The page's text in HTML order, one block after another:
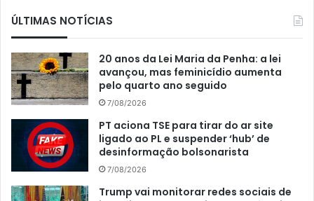
ÚLTIMAS NOTÍCIAS
20 anos da Lei Maria da Penha: a lei
avançou, mas feminicídio aumenta
pelo quarto ano seguido
7/08/2026
PT aciona TSE para tirar do ar site
ligado ao PL e suspender ‘hub’ de
desinformação bolsonarista
7/08/2026
Trump vai monitorar redes sociais de